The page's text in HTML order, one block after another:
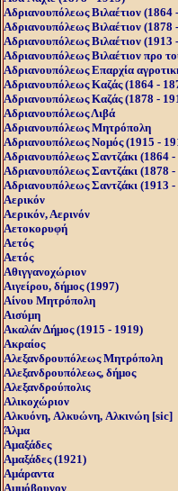
Αδριανουπόλεως Βιλαέτιον (1864
Αδριανουπόλεως Βιλαέτιον (1878
Αδριανουπόλεως Βιλαέτιον (1913
Αδριανουπόλεως Βιλαέτιον προ
Αδριανουπόλεως Επαρχία
Αδριανουπόλεως Καζάς (1864 -
Αδριανουπόλεως Καζάς (1878 -
Αδριανουπόλεως Λιβά
Αδριανουπόλεως Μητρόπολη
Αδριανουπόλεως Νομός (1915 -
Αδριανουπόλεως Σαντζάκι (1864
Αδριανουπόλεως Σαντζάκι (1878
Αδριανουπόλεως Σαντζάκι (1913
Αερικόν
Αερικόν, Αερινόν
Αετοκορυφή
Αετός
Αετός
Αθιγγανοχώριον
Αιγείρου, δήμος (1997)
Αίνου Μητρόπολη
Αισύμη
Ακαλάν Δήμος (1915 - 1919)
Ακραίος
Αλεξανδρουπόλεως Μητρόπολη
Αλεξανδρουπόλεως, δήμος
Αλεξανδρούπολις
Αλικοχώριον
Αλκυόνη, Aλκυώνη, Aλκινώη [sic]
Άλμα
Αμαξάδες
Αμαξάδες (1921)
Αμάραντα
Αμμόβουνον